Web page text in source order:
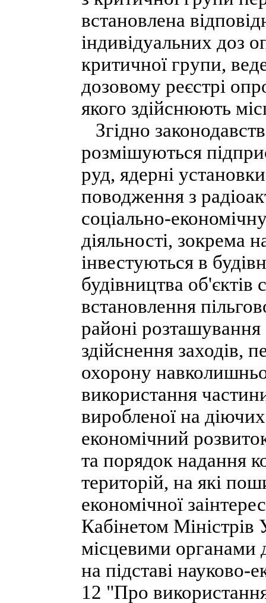
встановлена
індивідуальних доз
критичної групи,
дозовому реєстрі
якого здійснюють
Згідно
розмішуються
руд, ядерні
поводження з
соціально-
діяльності, зокрема
інвестуються в
будівництва об'єктів
встановлення
районі
здійснення заходів,
охорону
використання
виробленої на
економічний
та порядок надання
територій, на які
економічної
Кабінетом
місцевими органами
на підставі науково-
12 "Про використання